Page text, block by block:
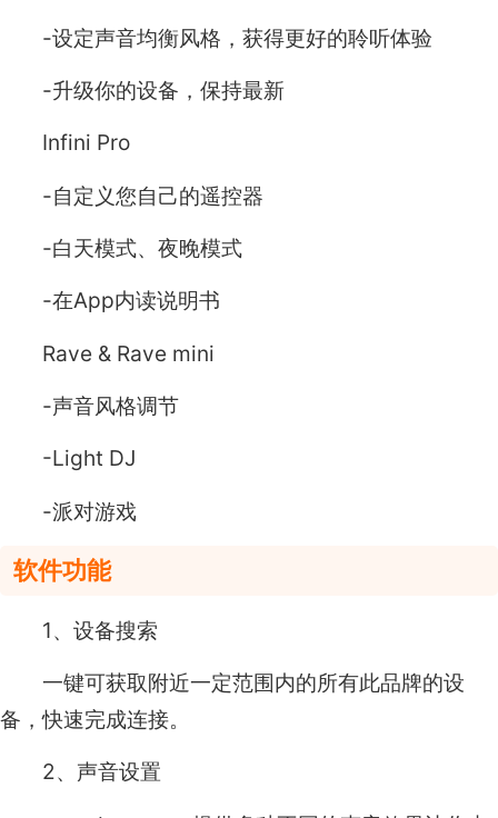
-设定声音均衡风格，获得更好的聆听体验
-升级你的设备，保持最新
Infini Pro
-自定义您自己的遥控器
-白天模式、夜晚模式
-在App内读说明书
Rave & Rave mini
-声音风格调节
-Light DJ
-派对游戏
软件功能
1、设备搜索
一键可获取附近一定范围内的所有此品牌的设
备，快速完成连接。
2、声音设置